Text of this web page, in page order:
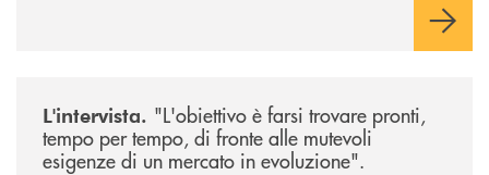
L'intervista. "L'obiettivo è farsi trovare pronti,
tempo per tempo, di fronte alle mutevoli
esigenze di un mercato in evoluzione".